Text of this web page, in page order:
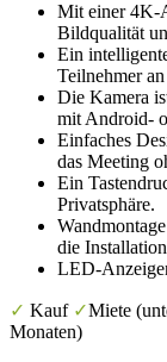
Mit einer 4K-
Bildqualität
Ein
Teilnehmer
Die Kamera
mit Android-
Einfaches
das Meeting
Ein
Privatsphäre.
die
LED-
✓ Kauf ✓Miete
Monaten)